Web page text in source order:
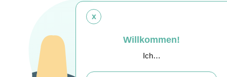
x
Willkommen!
Ich…